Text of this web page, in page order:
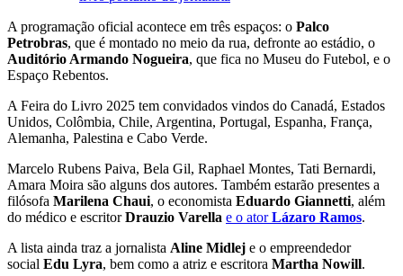
A programação oficial acontece em três espaços: o Palco
Petrobras, que é montado no meio da rua, defronte ao estádio, o
Auditório Armando Nogueira, que fica no Museu do Futebol, e o
Espaço Rebentos.
A Feira do Livro 2025 tem convidados vindos do Canadá, Estados
Unidos, Colômbia, Chile, Argentina, Portugal, Espanha, França,
Alemanha, Palestina e Cabo Verde.
Marcelo Rubens Paiva, Bela Gil, Raphael Montes, Tati Bernardi,
Amara Moira são alguns dos autores. Também estarão presentes a
filósofa Marilena Chaui, o economista Eduardo Giannetti, além
do médico e escritorDrauzio Varella e o atorLázaro Ramos.
A lista ainda traz a jornalista Aline Midlej e o empreendedor
social Edu Lyra, bem como a atriz e escritora Martha Nowill.